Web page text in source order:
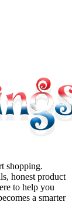
shopping.
honest product
to help you
a smarter